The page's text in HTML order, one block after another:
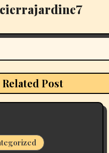
cierrajardine7
Related Post